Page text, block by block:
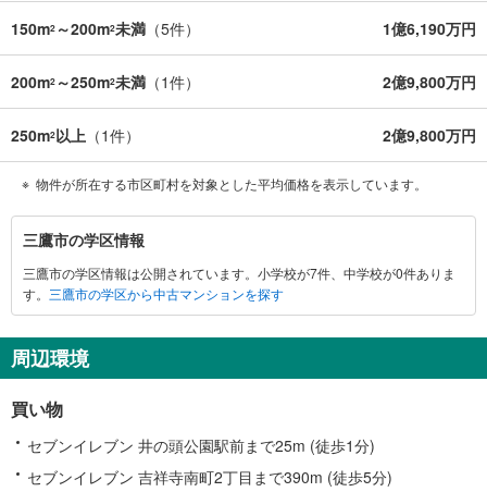
150m2 ～200m2未満 （5件） 1億6,190万円
200m2 ～250m2未満 （1件） 2億9,800万円
250m2以上 （1件） 2億9,800万円
物件が所在する市区町村を対象とした平均価格を表示しています。
三
鷹
市
に
す
る
情
報
三鷹市の学区情報
三鷹市の学区情報は公開されています。小学校が7件、中学校が0件ありま
す。 三鷹市の学区から中古マンションを探す
周辺環境
買い物
セブンイレブン 井の頭公園駅前まで25m (徒歩1分)
セブンイレブン 吉祥寺南町2丁目まで390m (徒歩5分)